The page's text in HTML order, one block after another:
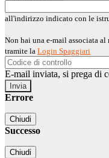
all'indirizzo indicato con le
Non hai una e-mail associata
tramite la Login Spaggiari
E-mail inviata, si prega di
Errore
Chiudi
Successo
Chiudi